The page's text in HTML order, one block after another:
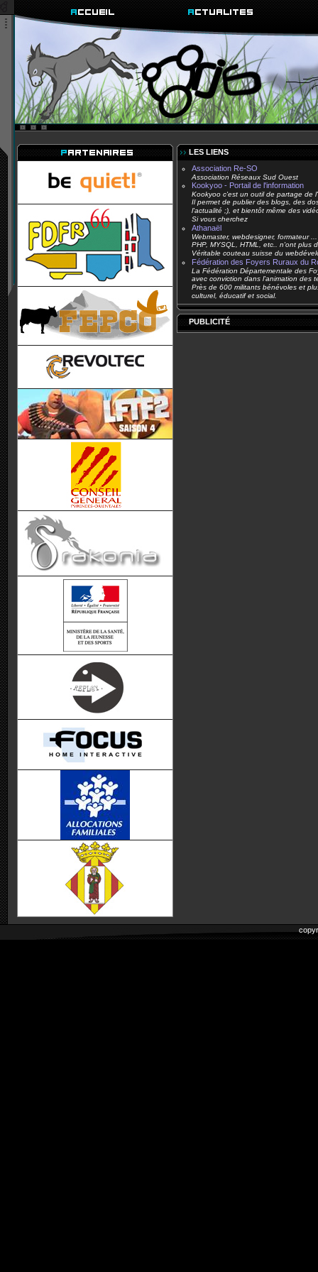
LES LIENS
Association Re-SO
Association Réseaux Sud Ouest
Kookyoo - Portail de l'information
Kookyoo c'est un outil de partage de
Il permet de publier des blogs, des
l'actualité ;), et bientôt même des
Si vous cherchez
Athanaël
Webmaster, webdesigner, formateur ...
PHP, MYSQL, HTML, etc.. n'ont plus
Véritable couteau suisse du
Fédération des Foyers Ruraux du
La Fédération Départementale des
avec conviction dans l'animation des
Près de 600 militants bénévoles et
culturel, éducatif et social.
PUBLICITÉ